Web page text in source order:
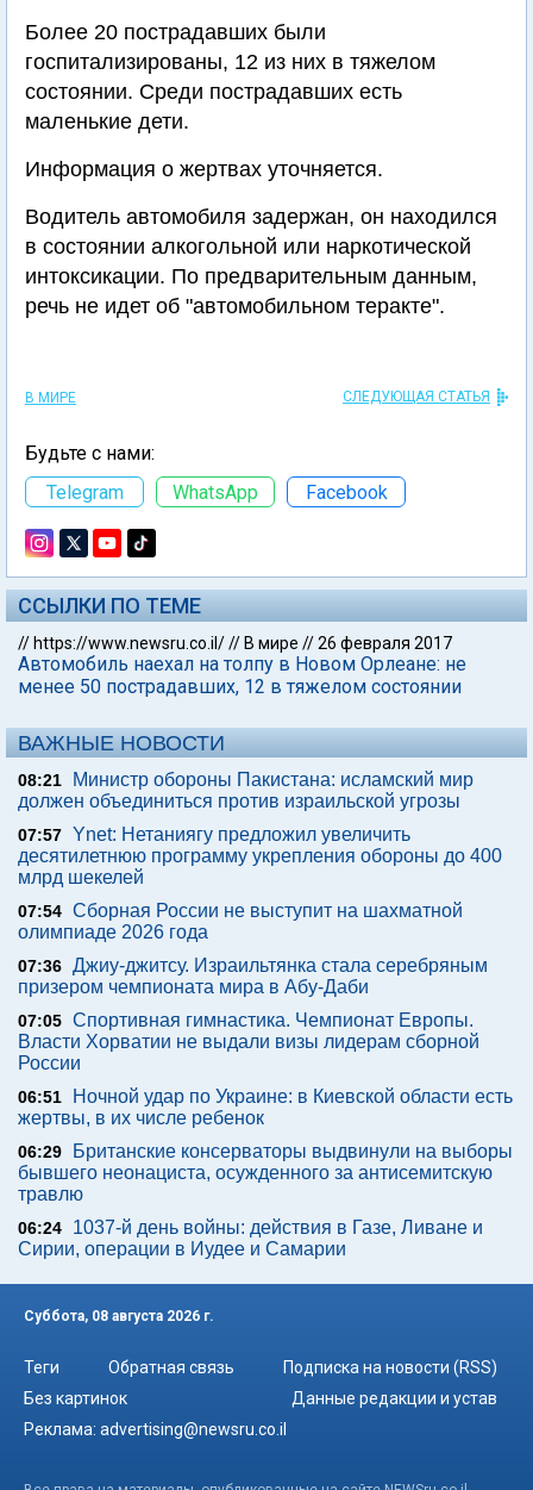
Более 20 пострадавших были
госпитализированы, 12 из них в тяжелом
состоянии. Среди пострадавших есть
маленькие дети.
Информация о жертвах уточняется.
Водитель автомобиля задержан, он находился
в состоянии алкогольной или наркотической
интоксикации. По предварительным данным,
речь не идет об "автомобильном теракте".
В МИРЕ СЛЕДУЮЩАЯ СТАТЬЯ
Будьте с нами:
Telegram
WhatsApp Facebook
ССЫЛКИ ПО ТЕМЕ
// https://www.newsru.co.il/// В мире //26 февраля 2017
Автомобиль наехал на толпу в Новом Орлеане: не
менее 50 пострадавших, 12 в тяжелом состоянии
ВАЖНЫЕ НОВОСТИ
08:21
Министр обороны Пакистана: исламский мир
должен объединиться против израильской угрозы
07:57 Ynet: Нетаниягу предложил увеличить
десятилетнюю программу укрепления обороны до 400
млрд шекелей
07:54 Сборная России не выступит на шахматной
олимпиаде 2026 года
07:36 Джиу-джитсу. Израильтянка стала серебряным
призером чемпионата мира в Абу-Даби
07:05 Спортивная гимнастика. Чемпионат Европы.
Власти Хорватии не выдали визы лидерам сборной
России
06:51
Ночной удар по Украине: в Киевской области есть
жертвы, в их числе ребенок
06:29
Британские консерваторы выдвинули на выборы
бывшего неонациста, осужденного за антисемитскую
травлю
06:24
1037-й день войны: действия в Газе, Ливане и
Сирии, операции в Иудее и Самарии
Суббота, 08 августа 2026 г.
Теги Обратная связь
Подписка на новости (RSS)
Без картинок
Данные редакции и устав
Реклама: advertising@newsru.co.il